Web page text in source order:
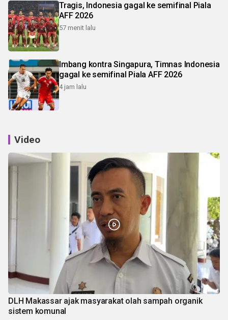
Tragis, Indonesia gagal ke semifinal Piala
AFF 2026
57 menit lalu
Imbang kontra Singapura, Timnas Indonesia
gagal ke semifinal Piala AFF 2026
4 jam lalu
Video
DLH Makassar ajak masyarakat olah sampah organik
sistem komunal